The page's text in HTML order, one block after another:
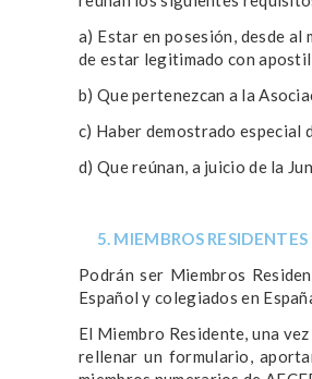
a) Estar en posesión, desde
de estar legitimado con
b) Que pertenezcan a la
c) Haber demostrado especial
d) Que reúnan, a juicio de la
5. MIEMBROS RESIDENTES
Podrán ser Miembros
Español y colegiados en
El Miembro Residente, una
rellenar un formulario,